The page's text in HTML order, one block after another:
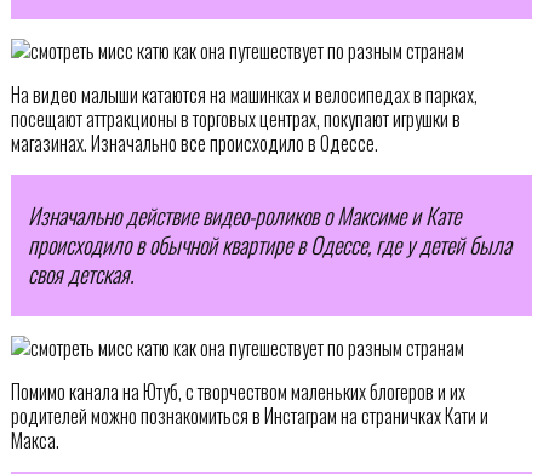
На видео малыши катаются на машинках и велосипедах в парках,
посещают аттракционы в торговых центрах, покупают игрушки в
магазинах. Изначально все происходило в Одессе.
Изначально действие видео-роликов о Максиме и Кате
происходило в обычной квартире в Одессе, где у детей была
своя детская.
Помимо канала на Ютуб, с творчеством маленьких блогеров и их
родителей можно познакомиться в Инстаграм на страничках Кати и
Макса.